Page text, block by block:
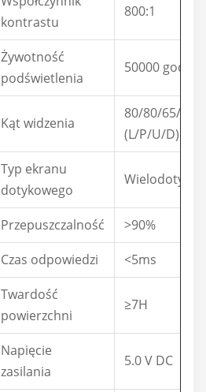
kontrastu
800:1
Żywotność
podświetlenia
50000 godz.
Kąt widzenia
80/80/65/75
(L/P/U/D)
Typ ekranu
dotykowego
Przepuszczalność
>90%
Czas odpowiedzi
<5ms
Twardość
powierzchni
≥7H
Napięcie
zasilania
5.0 V DC